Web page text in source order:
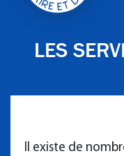
LES
Il existe de